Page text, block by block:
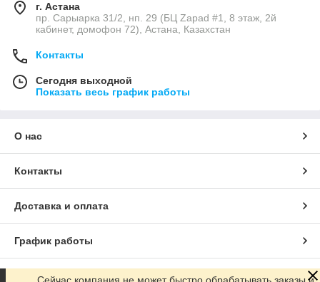
г. Астана
пр. Сарыарка 31/2, нп. 29 (БЦ Zapad #1, 8 этаж, 2й
кабинет, домофон 72), Астана, Казахстан
Контакты
Сегодня выходной
Показать весь график работы
О нас
Контакты
Доставка и оплата
График работы
Полная версия сайта